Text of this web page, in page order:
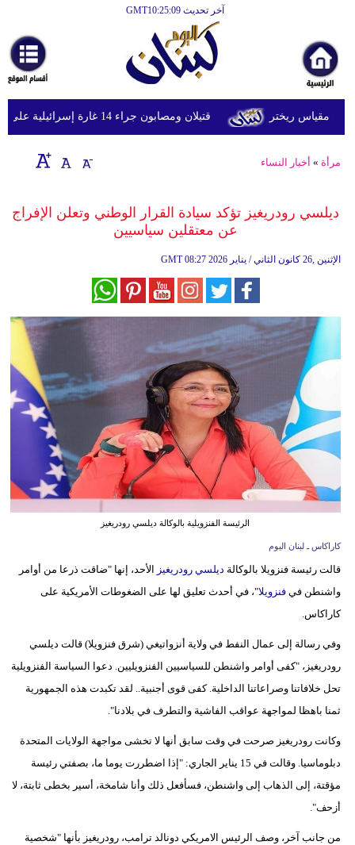
آخر تحديث GMT10:25:09
أخبارعاجلة
رياضة
ثقافة
إقتصاد
وموسيقى
سياحة
وسفر
ديكور
أخبار
تعليم
أزياء
إسلامية
وتكنولوجيا
بيئة
أبراج
فيديو
قتيلان ومصابون جراء 14 غارة إسرائيلية على شرق وجنوب لبنان
مرأة » أخبار النساء
ديلسي رودريغيز تؤكد سيادة القرار الوطني وتعلن الإفراج
عن معتقلين سياسيين
GMT 08:27 2026 الإثنين ,26 كانون الثاني / يناير
الرئيسة الفنزويلية بالوكالة ديلسي رودريغيز
كاراكاس ـ لبنان اليوم
قالت رئيسة فنزويلا بالوكالة ديلسي رودريغيز الأحد، إنها "ضاقت ذرعا من أوامر
واشنطن فيفنزويلا"، في أحدث تعليق لها على الضغوطات الأمريكية على
كاراكاس.
وفي رسالة إلى عمال النفط في ولاية أنزواتيغي (شرق فنزويلا) قالت ديلسي
رودريغيز، "كفى أوامر واشنطن للسياسيين الفنزويليين. دعوا السياسة الفنزويلية
تحل خلافاتنا وصراعاتنا الداخلية. كفى قوى أجنبية.. لقد تكبدت هذه الجمهورية
ثمنا باهظا لمواجهة عواقب الفاشية والتطرف في بلادنا".
وكانت رودريغيز صرحت في وقت سابق أنها لا تخشى مواجهة الولايات المتحدة
دبلوماسيا. وقالت في 15 يناير الجاري: "إذا اضطررت يوما ما، بصفتي رئيسة
مؤقتة، إلى الذهاب إلى واشنطن، فسأفعل ذلك وأنا شامخة، أسير بخطى ثابتة، لا
أزحف".
من جانب آخر، وصف الرئيس الامريكي دونالد ترامب، رودريغيز بأنها "شخصية